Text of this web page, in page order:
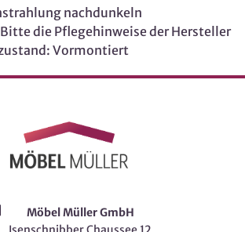
nachdunkeln
die Pflegehinweise der Hersteller
Vormontiert
Möbel Müller GmbH